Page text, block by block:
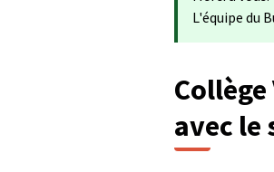
L'équipe du
avec le